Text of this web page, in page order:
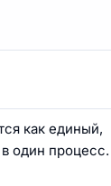
как единый,
один процесс.